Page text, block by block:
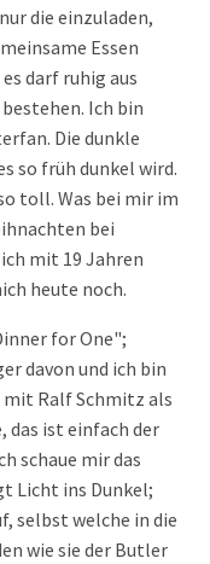
die einzuladen,
Essen
darf ruhig aus
Ich bin
Die dunkle
so früh dunkel wird.
toll. Was bei mir im
bei
mit 19 Jahren
heute noch.
for One";
davon und ich bin
mit Ralf Schmitz als
das ist einfach der
schaue mir das
Licht ins Dunkel;
selbst welche in die
wie sie der Butler